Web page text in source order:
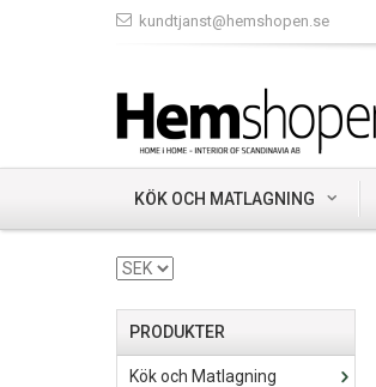
kundtjanst@hemshopen.se
KÖK OCH MATLAGNING
PRODUKTER
Kök och Matlagning